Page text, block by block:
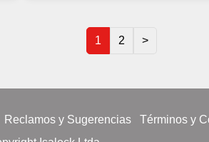
1 2 >
Reclamos y Sugerencias
Términos y